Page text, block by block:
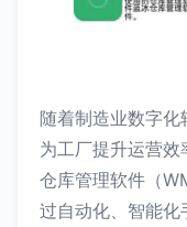
随着制造业数字
为工厂提升运营
仓库管理软件（
过自动化、智能化